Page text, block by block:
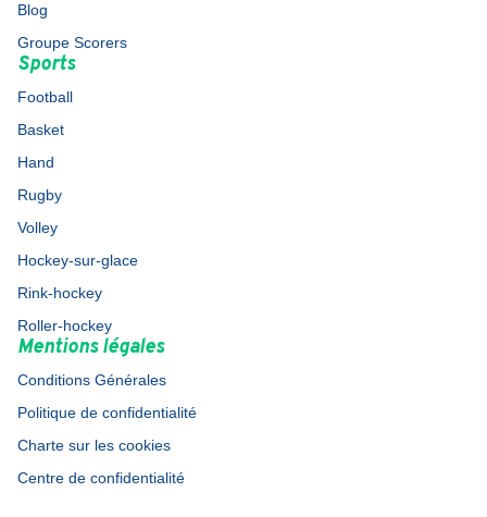
Blog
Groupe Scorers
Sports
Football
Basket
Hand
Rugby
Volley
Hockey-sur-glace
Rink-hockey
Roller-hockey
Mentions légales
Conditions Générales
Politique de confidentialité
Charte sur les cookies
Centre de confidentialité